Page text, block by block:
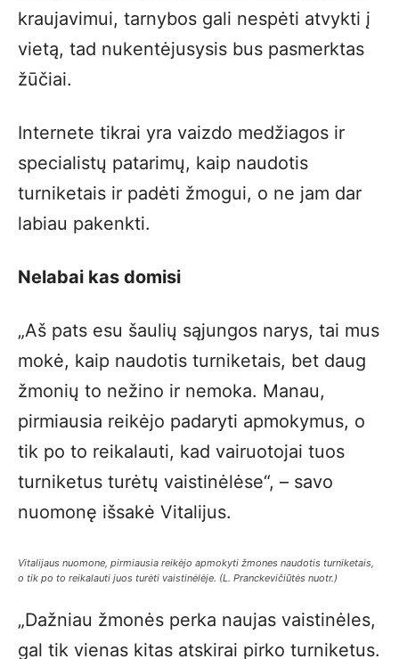
kraujavimui, tarnybos gali nespėti atvykti į
vietą, tad nukentėjusysis bus pasmerktas
žūčiai.
Internete tikrai yra vaizdo medžiagos ir
specialistų patarimų, kaip naudotis
turniketais ir padėti žmogui, o ne jam dar
labiau pakenkti.
Nelabai kas domisi
„Aš pats esu šaulių sąjungos narys, tai mus
mokė, kaip naudotis turniketais, bet daug
žmonių to nežino ir nemoka. Manau,
pirmiausia reikėjo padaryti apmokymus, o
tik po to reikalauti, kad vairuotojai tuos
turniketus turėtų vaistinėlėse“, – savo
nuomonę išsakė Vitalijus.
Vitalijaus nuomone, pirmiausia reikėjo apmokyti žmones naudotis turniketais,
o tik po to reikalauti juos turėti vaistinėlėje. (L. Pranckevičiūtės nuotr.)
„Dažniau žmonės perka naujas vaistinėles,
gal tik vienas kitas atskirai pirko turniketus.